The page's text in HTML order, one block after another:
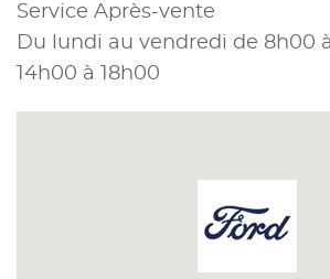
Service Après-vente
Du lundi au vendredi de 8h00
14h00 à 18h00